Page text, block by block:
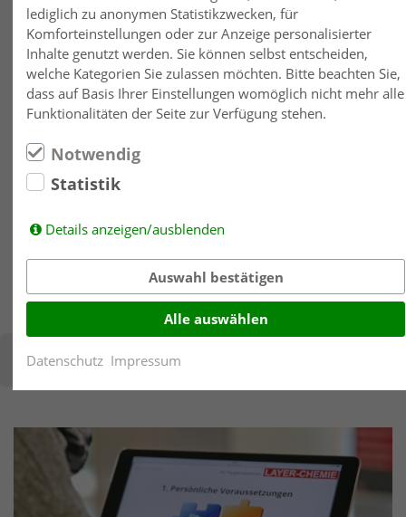
Messeauftritte
Interessenten und Kunden besucht die Layer-Chemie
insbesondere im Rahmen der HIGHCLEAN-GROUP auch die
überregionalen Hygienemessen – wir freuen uns auf den
Diesen Inhalt teilen über:
lediglich zu anonymen Statistikzwecken, für
Komforteinstellungen oder zur Anzeige personalisierter
Inhalte genutzt werden. Sie können selbst entscheiden,
welche Kategorien Sie zulassen möchten. Bitte beachten Sie,
dass auf Basis Ihrer Einstellungen womöglich nicht mehr alle
Funktionalitäten der Seite zur Verfügung stehen.
Notwendig
Statistik
Details anzeigen/ausblenden
Auswahl bestätigen
Alle auswählen
Datenschutz Impressum